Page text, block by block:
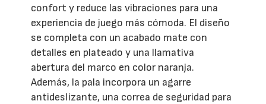
confort y reduce las vibraciones para una
experiencia de juego más cómoda. El diseño
se completa con un acabado mate con
detalles en plateado y una llamativa
abertura del marco en color naranja.
Además, la pala incorpora un agarre
antideslizante, una correa de seguridad para